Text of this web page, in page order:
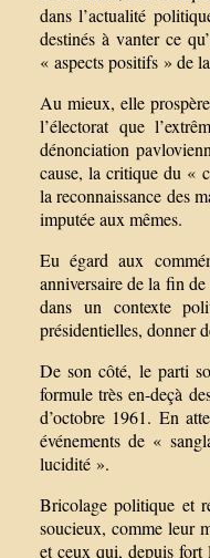
dans l’actualité
destinés à vanter ce
« aspects positifs » de
Au mieux, elle
l’électorat que
dénonciation
cause, la critique du «
la reconnaissance des
imputée aux mêmes.
Eu égard aux
anniversaire de la fin
dans un contexte
présidentielles, donner
De son côté, le parti
formule très en-deçà
d’octobre 1961. En
événements de «
lucidité ».
Bricolage politique et
soucieux, comme leur
et ceux qui, depuis fort